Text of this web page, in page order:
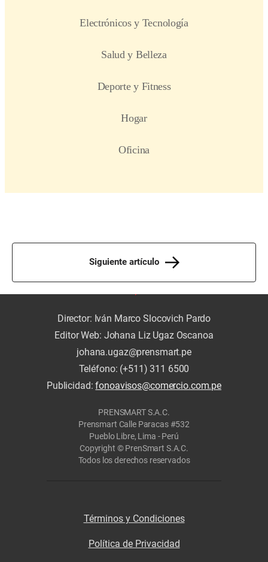
Siguiente artículo
Director: Iván Marco Slocovich Pardo
Editor Web: Johana Liz Ugaz Oscanoa
johana.ugaz@prensmart.pe
Teléfono: (+511) 311 6500
Publicidad:fonoavisos@comercio.com.pe
PRENSMART S.A.C.
Prensmart Calle Paracas #532
Pueblo Libre, Lima - Perú
Copyright © PrenSmart S.A.C.
Todos los derechos reservados
Términos y Condiciones
Política de Privacidad